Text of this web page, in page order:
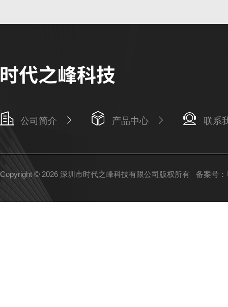
公司简介 产品中心 联系
Copyright © 2026 深圳市时代之峰科技有限公司版权所有 备案号